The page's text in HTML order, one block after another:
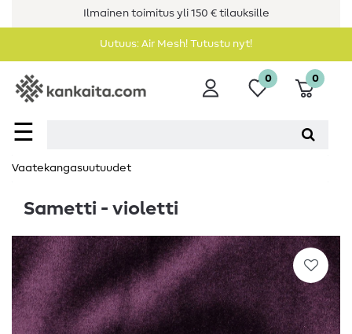
Ilmainen toimitus yli 150 € tilauksille
Uutuus: Air Mesh! Tutustu nyt!
☰
0 0
Vaatekangasuutuudet
Sametti - violetti